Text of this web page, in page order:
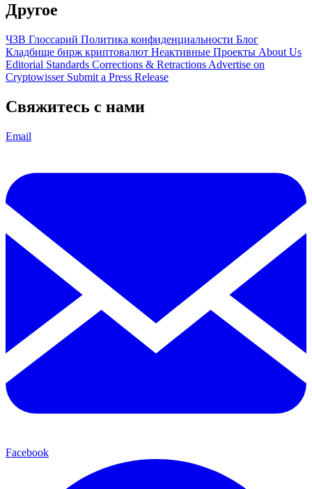
Другое
ЧЗВ Глоссарий Политика конфиденциальности Блог
Кладбище бирж криптовалют Неактивные Проекты About Us
Editorial Standards Corrections & Retractions Advertise on
Cryptowisser Submit a Press Release
Свяжитесь с нами
Email
Facebook